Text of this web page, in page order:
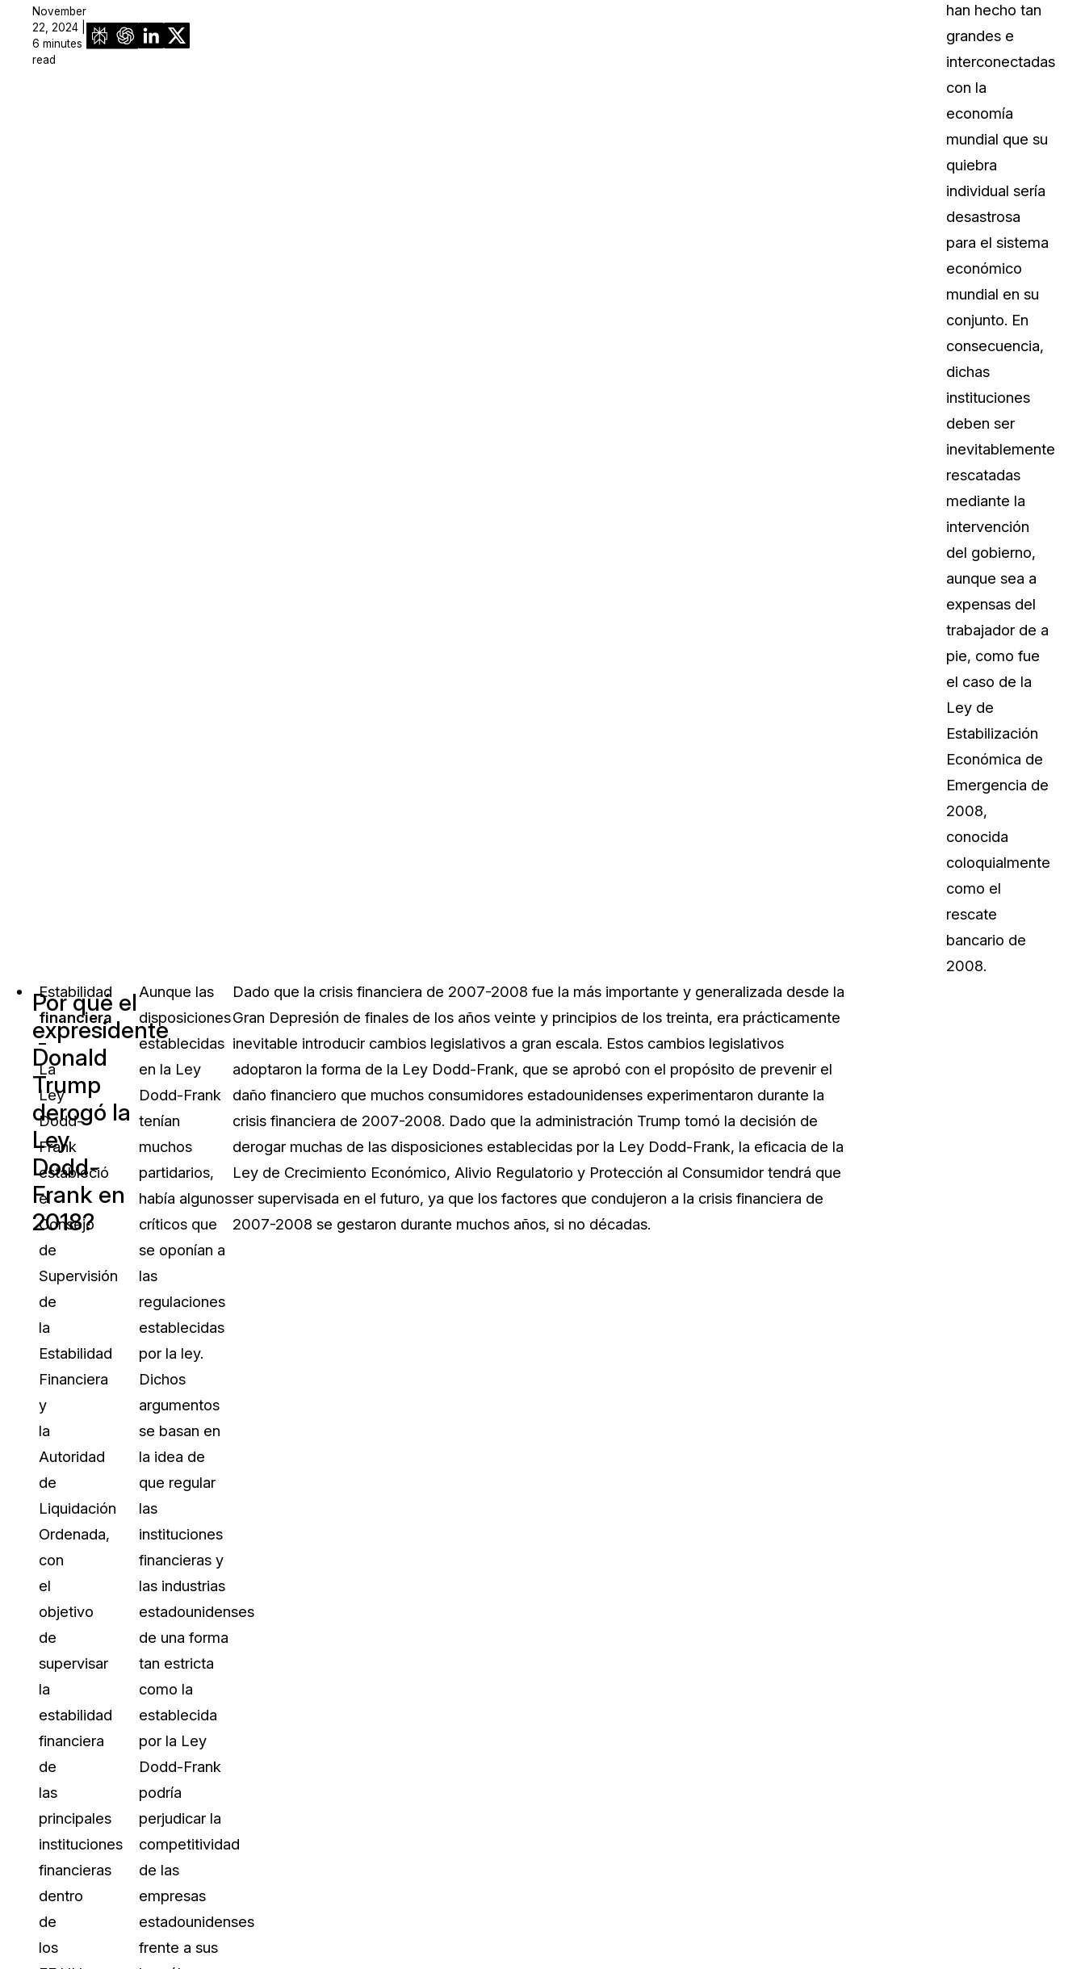
Póngase en contacto con
November
22, 2024 |
6 minutes
read
han hecho tan
grandes e
interconectadas
con la
economía
mundial que su
quiebra
individual sería
desastrosa
para el sistema
económico
mundial en su
conjunto. En
consecuencia,
dichas
instituciones
deben ser
inevitablemente
rescatadas
mediante la
intervención
del gobierno,
aunque sea a
expensas del
trabajador de a
pie, como fue
el caso de la
Ley de
Estabilización
Económica de
Emergencia de
2008,
conocida
coloquialmente
como el
rescate
bancario de
2008.
Estabilidad
financiera
–
La
Ley
Dodd-
Frank
estableció
el
Consejo
de
Supervisión
de
la
Estabilidad
Financiera
y
la
Autoridad
de
Liquidación
Ordenada,
con
el
objetivo
de
supervisar
la
estabilidad
financiera
de
las
principales
instituciones
financieras
dentro
de
los
Por qué el
expresidente
Donald
Trump
derogó la
Ley
Dodd-
Frank en
2018?
Aunque las
disposiciones
establecidas
en la Ley
Dodd-Frank
tenían
muchos
partidarios,
había algunos
críticos que
se oponían a
las
regulaciones
establecidas
por la ley.
Dichos
argumentos
se basan en
la idea de
que regular
las
instituciones
financieras y
las industrias
estadounidenses
de una forma
tan estricta
como la
establecida
por la Ley
Dodd-Frank
podría
perjudicar la
competitividad
de las
empresas
estadounidenses
frente a sus
Dado que la crisis financiera de 2007-2008 fue la más importante y generalizada desde la
Gran Depresión de finales de los años veinte y principios de los treinta, era prácticamente
inevitable introducir cambios legislativos a gran escala. Estos cambios legislativos
adoptaron la forma de la Ley Dodd-Frank, que se aprobó con el propósito de prevenir el
daño financiero que muchos consumidores estadounidenses experimentaron durante la
crisis financiera de 2007-2008. Dado que la administración Trump tomó la decisión de
derogar muchas de las disposiciones establecidas por la Ley Dodd-Frank, la eficacia de la
Ley de Crecimiento Económico, Alivio Regulatorio y Protección al Consumidor tendrá que
ser supervisada en el futuro, ya que los factores que condujeron a la crisis financiera de
2007-2008 se gestaron durante muchos años, si no décadas.